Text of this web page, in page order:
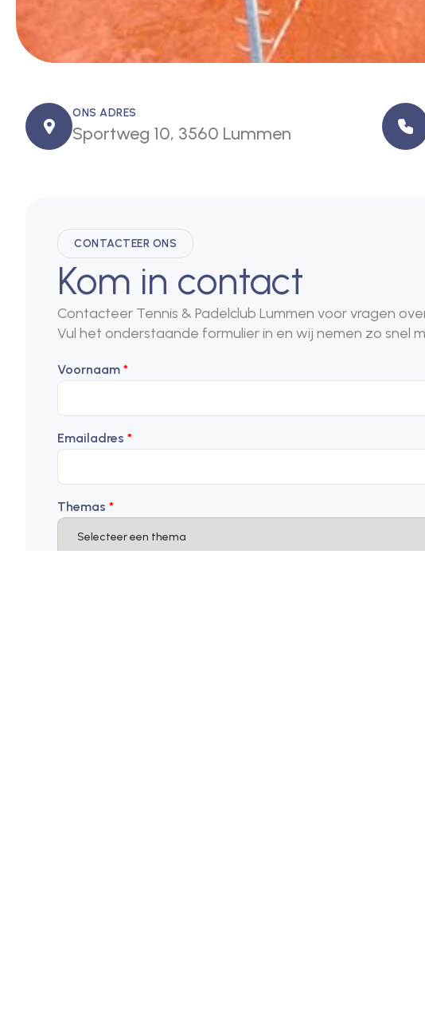
ONS ADRES
Sportweg 10, 3560 Lummen
CONTACTEER ONS
Kom in contact
Contacteer Tennis & Padelclub Lummen voor vragen
Vul het onderstaande formulier in en wij nemen zo snel
Voornaam *
Emailadres *
Themas *